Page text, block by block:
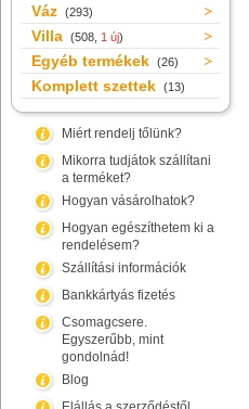
Váz (293)
Villa (508, 1 új)
Egyéb termékek (26)
Komplett szettek (13)
Miért rendelj tőlünk?
Mikorra tudjátok szállítani
a terméket?
Hogyan vásárolhatok?
Hogyan egészíthetem ki a
rendelésem?
Szállítási információk
Bankkártyás fizetés
Csomagcsere.
Egyszerűbb, mint
gondolnád!
Blog